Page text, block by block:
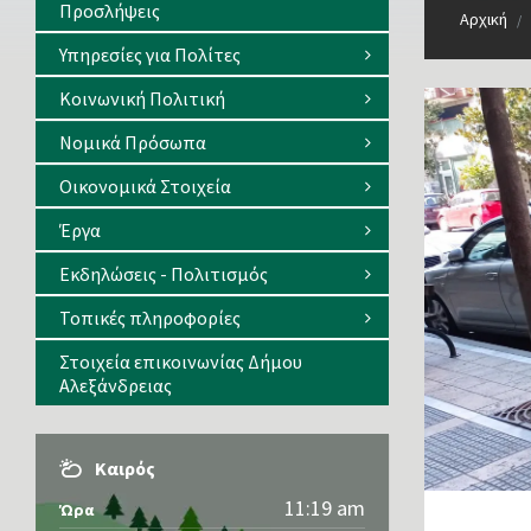
Αρχική /
Προσλήψεις
Υπηρεσίες για Πολίτες
Κοινωνική Πολιτική
Νομικά Πρόσωπα
Οικονομικά Στοιχεία
Έργα
Εκδηλώσεις - Πολιτισμός
Τοπικές πληροφορίες
Στοιχεία επικοινωνίας Δήμου
Αλεξάνδρειας
Καιρός
Ώρα 11:19 am